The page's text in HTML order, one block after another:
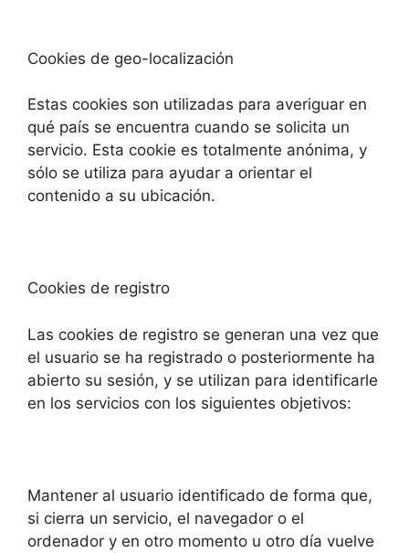
Cookies de geo-localización
Estas cookies son utilizadas para averiguar en
qué país se encuentra cuando se solicita un
servicio. Esta cookie es totalmente anónima, y
sólo se utiliza para ayudar a orientar el
contenido a su ubicación.
Cookies de registro
Las cookies de registro se generan una vez que
el usuario se ha registrado o posteriormente ha
abierto su sesión, y se utilizan para identificarle
en los servicios con los siguientes objetivos:
Mantener al usuario identificado de forma que,
si cierra un servicio, el navegador o el
ordenador y en otro momento u otro día vuelve